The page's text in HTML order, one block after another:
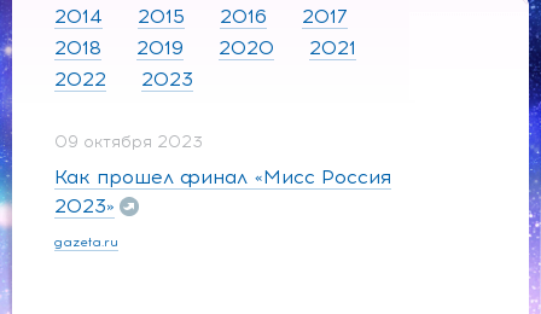
2014
2015 2016
2017
2018
2019 2020
2021
2022
2023
09 октября 2023
Как прошел финал «Мисс Россия
2023»
gazeta.ru